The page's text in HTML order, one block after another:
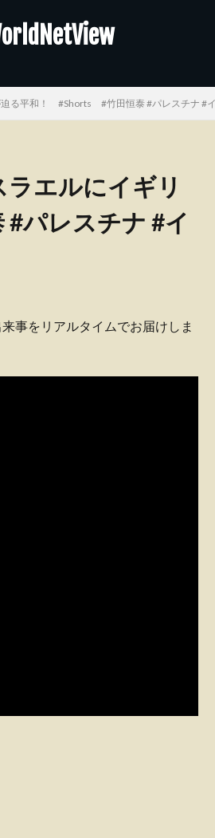
る平和！ #Shorts #竹田恒泰 #パレスチナ #
エルにイギリ
パレスチナ #イ
事をリアルタイムでお届けしま